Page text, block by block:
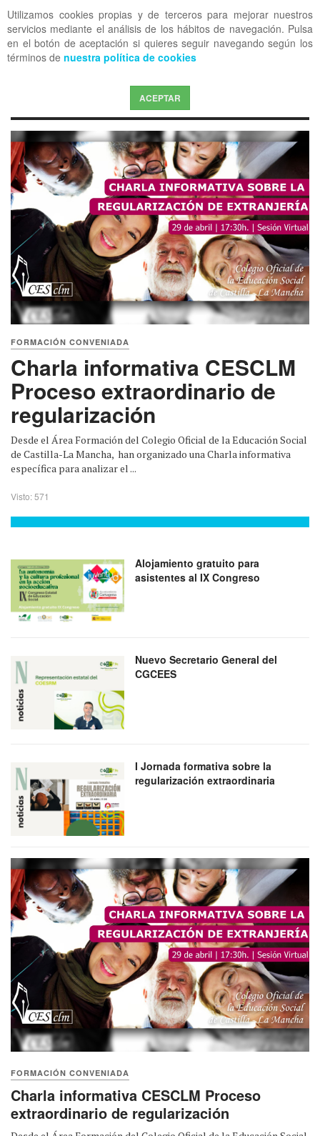
Utilizamos cookies propias y de terceros para mejorar nuestros
servicios mediante el análisis de los hábitos de navegación. Pulsa
en el botón de aceptación si quieres seguir navegando según los
términos de nuestra política de cookies
ACEPTAR
OFF CANVAS
FORMACIÓN CONVENIADA
Charla informativa CESCLM
Proceso extraordinario de
regularización
Desde el Área Formación del Colegio Oficial de la Educación Social
de Castilla-La Mancha, han organizado una Charla informativa
específica para analizar el ...
Visto: 571
Alojamiento gratuito para
asistentes al IX Congreso
Nuevo Secretario General del
CGCEES
I Jornada formativa sobre la
regularización extraordinaria
FORMACIÓN CONVENIADA
Charla informativa CESCLM Proceso
extraordinario de regularización